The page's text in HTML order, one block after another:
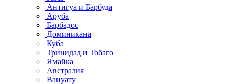
Антигуа и Барбуда
Аруба
Барбадос
Доминикана
Куба
Тринидад и Тобаго
Ямайка
Австралия
Вануату